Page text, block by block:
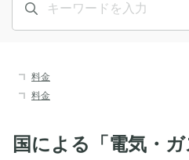
料金
料金
国による「電気・